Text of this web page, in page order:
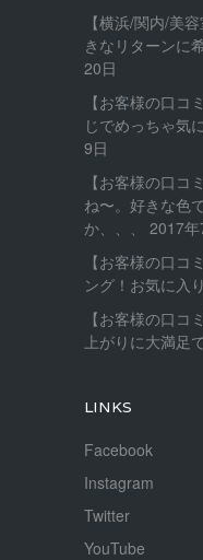
【横浜/関内/美
きなリターンに
20日
【お客様の口コ
じでめっちゃ気
9日
【お客様の口コ
ね〜。好きな色
か、、、
2017年
【お客様の口コ
ング！お気に入
【お客様の口コ
上がりに大満足
LINKS
Facebook
Instagram
Twitter
YouTube